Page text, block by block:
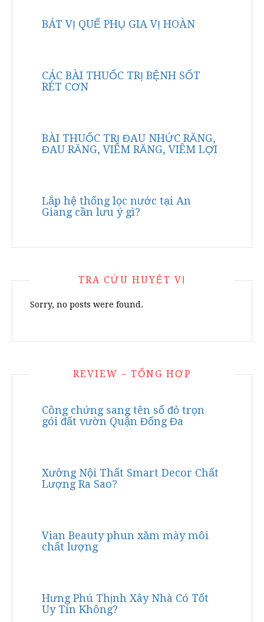
BÁT VỊ QUẾ PHỤ GIA VỊ HOÀN
CÁC BÀI THUỐC TRỊ BỆNH SỐT
RÉT CƠN
BÀI THUỐC TRỊ ĐAU NHỨC RĂNG,
ĐAU RĂNG, VIÊM RĂNG, VIÊM LỢI
Lắp hệ thống lọc nước tại An
Giang cần lưu ý gì?
TRA CỨU HUYỆT VỊ
Sorry, no posts were found.
REVIEW – TỔNG HỢP
Công chứng sang tên sổ đỏ trọn
gói đất vườn Quận Đống Đa
Xưởng Nội Thất Smart Decor Chất
Lượng Ra Sao?
Vian Beauty phun xăm mày môi
chất lượng
Hưng Phú Thịnh Xây Nhà Có Tốt
Uy Tín Không?